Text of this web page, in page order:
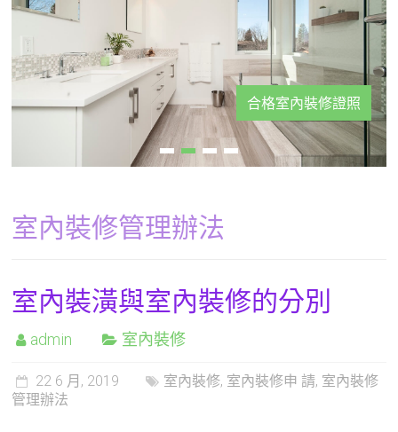
合格室內裝修證照
室內裝修管理辦法
室內裝潢與室內裝修的分別
admin 室內裝修
22 6 月, 2019 室內裝修, 室內裝修申 請, 室內裝修
管理辦法